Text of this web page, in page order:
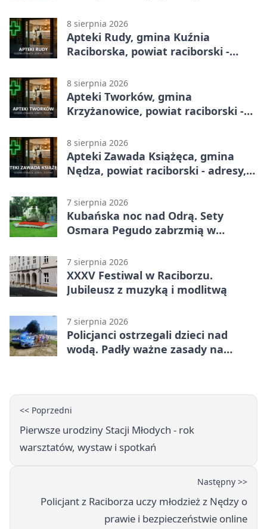
8 sierpnia 2026
Apteki Rudy, gmina Kuźnia
Raciborska, powiat raciborski -
8 sierpnia 2026
Apteki Tworków, gmina
Krzyżanowice, powiat raciborski -
8 sierpnia 2026
Apteki Zawada Książęca, gmina
Nędza, powiat raciborski - adresy,
7 sierpnia 2026
Kubańska noc nad Odrą. Sety
Osmara Pegudo zabrzmią w
7 sierpnia 2026
XXXV Festiwal w Raciborzu.
Jubileusz z muzyką i modlitwą
7 sierpnia 2026
Policjanci ostrzegali dzieci nad
wodą. Padły ważne zasady na
<< Poprzedni
Pierwsze urodziny Stacji Młodych - rok
warsztatów, wystaw i spotkań
Następny >>
Policjant z Raciborza uczy młodzież z Nędzy o
prawie i bezpieczeństwie online